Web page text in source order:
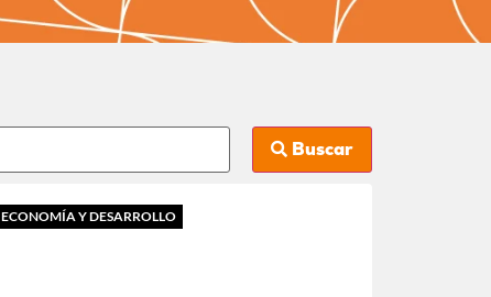
Buscar
ECONOMÍA Y DESARROLLO